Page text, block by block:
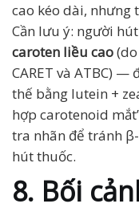
cao kéo dài, nhưng
Cần lưu ý: người
caroten liều cao
CARET và ATBC) —
thế bằng lutein +
hợp carotenoid
tra nhãn để tránh
hút thuốc.
8. Bối